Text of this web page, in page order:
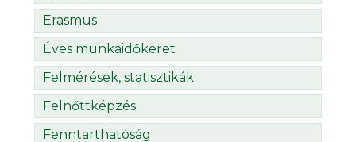
Erasmus
Éves munkaidőkeret
Felmérések, statisztikák
Felnőttképzés
Fenntarthatóság